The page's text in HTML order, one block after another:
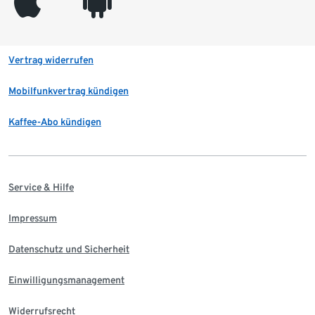
Vertrag widerrufen
Mobilfunkvertrag kündigen
Kaffee-Abo kündigen
Service & Hilfe
Impressum
Datenschutz und Sicherheit
Einwilligungsmanagement
Widerrufsrecht